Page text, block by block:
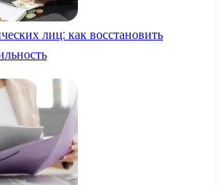
лиц: как восстановить